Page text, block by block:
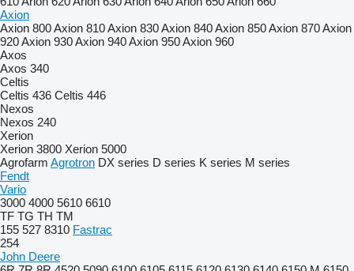
Axion
Axion 800Axion 810Axion 830Axion 840Axion 850Axion 870Axion
920Axion 930Axion 940Axion 950Axion 960
Axos
Axos 340
Celtis
Celtis 436 Celtis 446
Nexos
Nexos 240
Xerion
Xerion 3800 Xerion 5000
Agrofarm Agrotron DX series D series K series M series
Fendt
Vario
3000 4000 5610 6610
TF TG TH TM
155 527 8310 Fastrac
254
John Deere